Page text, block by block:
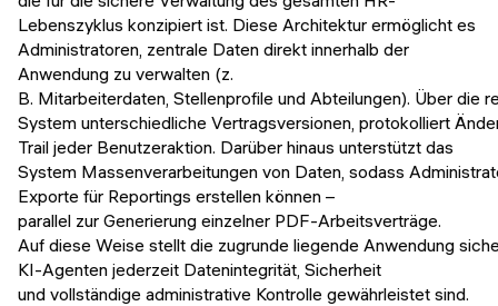
Lebenszyklus konzipiert ist. Diese Architektur ermöglicht es
Administratoren, zentrale Daten direkt innerhalb der
Anwendung zu verwalten (z.
B. Mitarbeiterdaten, Stellenprofile und Abteilungen). Über die
System unterschiedliche Vertragsversionen, protokolliert
Trail jeder Benutzeraktion. Darüber hinaus unterstützt das
System Massenverarbeitungen von Daten, sodass
Exporte für Reportings erstellen können –
parallel zur Generierung einzelner PDF-Arbeitsverträge.
Auf diese Weise stellt die zugrunde liegende Anwendung
KI-Agenten jederzeit Datenintegrität, Sicherheit
und vollständige administrative Kontrolle gewährleistet sind.